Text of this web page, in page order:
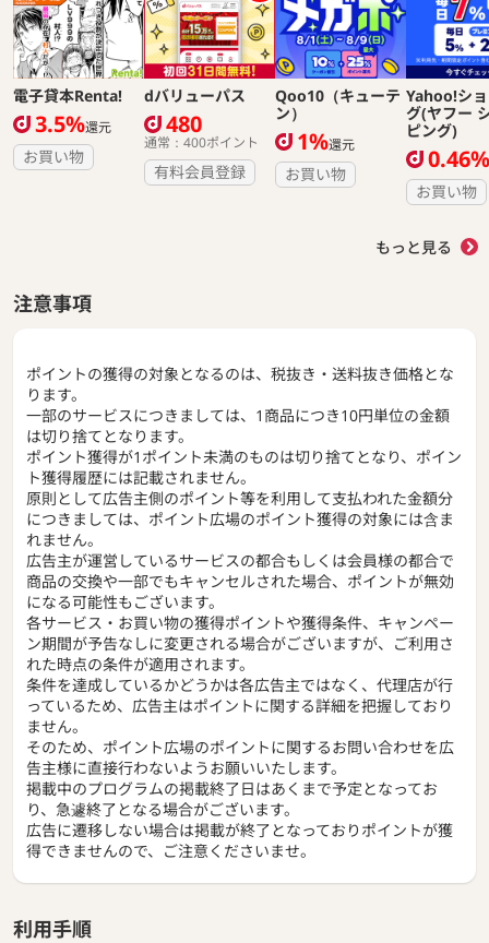
電子貸本Renta!
3.5%還元
お買い物
dバリューパス
480
通常：400ポイント
有料会員登録
Qoo10（キューテ
ン）
1%還元
お買い物
Yahoo!シ
グ(ヤフー
ピング)
0.46%
お買い物
もっと見る
注意事項
ポイントの獲得の対象となるのは、税抜き・送料抜き価格とな
ります。
一部のサービスにつきましては、1商品につき10円単位の金額
は切り捨てとなります。
ポイント獲得が1ポイント未満のものは切り捨てとなり、ポイン
ト獲得履歴には記載されません。
原則として広告主側のポイント等を利用して支払われた金額分
につきましては、ポイント広場のポイント獲得の対象には含ま
れません。
広告主が運営しているサービスの都合もしくは会員様の都合で
商品の交換や一部でもキャンセルされた場合、ポイントが無効
になる可能性もございます。
各サービス・お買い物の獲得ポイントや獲得条件、キャンペー
ン期間が予告なしに変更される場合がございますが、ご利用さ
れた時点の条件が適用されます。
条件を達成しているかどうかは各広告主ではなく、代理店が行
っているため、広告主はポイントに関する詳細を把握しており
ません。
そのため、ポイント広場のポイントに関するお問い合わせを広
告主様に直接行わないようお願いいたします。
掲載中のプログラムの掲載終了日はあくまで予定となってお
り、急遽終了となる場合がございます。
広告に遷移しない場合は掲載が終了となっておりポイントが獲
得できませんので、ご注意くださいませ。
利用手順